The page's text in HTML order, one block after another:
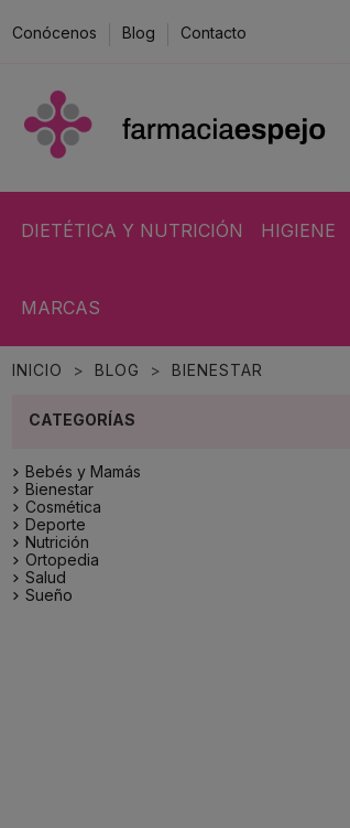
Conócenos Blog Contacto
DIETÉTICA Y NUTRICIÓN HIGIENE
MARCAS
INICIO BLOG BIENESTAR
Bebés y Mamás
Bienestar
Cosmética
Deporte
Nutrición
Ortopedia
Salud
Sueño